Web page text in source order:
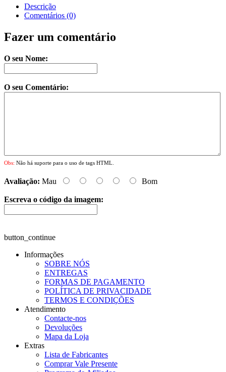
Descrição
Comentários (0)
Fazer um comentário
O seu Nome:
O seu Comentário:
Obs: Não há suporte para o uso de tags HTML.
Avaliação: Mau Bom
Escreva o código da imagem:
button_continue
Informações
SOBRE NÓS
ENTREGAS
FORMAS DE PAGAMENTO
POLÍTICA DE PRIVACIDADE
TERMOS E CONDIÇÕES
Atendimento
Contacte-nos
Devoluções
Mapa da Loja
Extras
Lista de Fabricantes
Comprar Vale Presente